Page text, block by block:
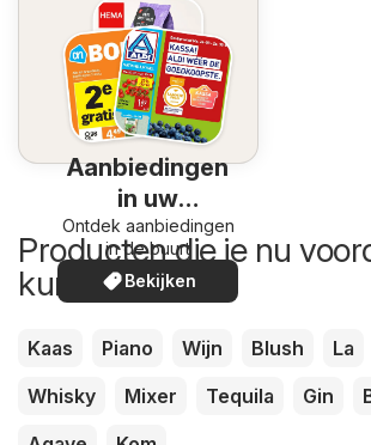
Aanbiedingen
in uw
omgeving
Ontdek aanbiedingen
in de buurt
Bekijken
Producten die je nu
kunt kopen
Kaas Piano Wijn Blush La
Whisky
Mixer Tequila Gin